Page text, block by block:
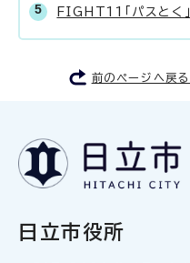
FIGHT11「パスとく」
前のページへ戻る
日立市役所